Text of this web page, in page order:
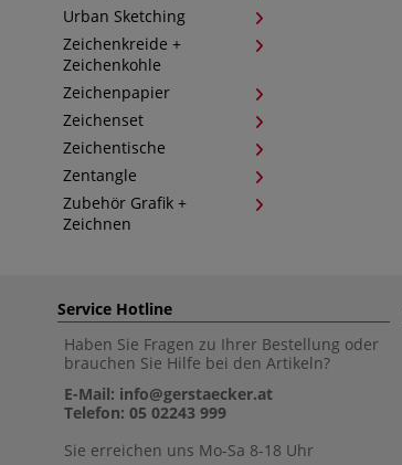
Urban Sketching
Zeichenkreide +
Zeichenkohle
Zeichenpapier
Zeichenset
Zeichentische
Zentangle
Zubehör Grafik +
Zeichnen
Service Hotline
Haben Sie Fragen zu Ihrer Bestellung oder
brauchen Sie Hilfe bei den Artikeln?
E-Mail: info@gerstaecker.at
Telefon: 05 02243 999
Sie erreichen uns Mo-Sa 8-18 Uhr